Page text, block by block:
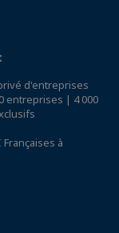
d'entreprises
entreprises | 4 000
à